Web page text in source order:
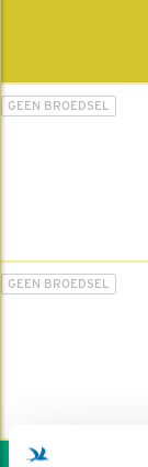
GEEN BROEDSEL
GEEN BROEDSEL